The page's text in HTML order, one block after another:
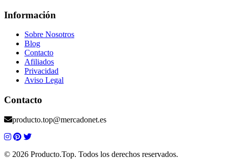
Información
Sobre Nosotros
Blog
Contacto
Afiliados
Privacidad
Aviso Legal
Contacto
producto.top@mercadonet.es
© 2026 Producto.Top. Todos los derechos reservados.